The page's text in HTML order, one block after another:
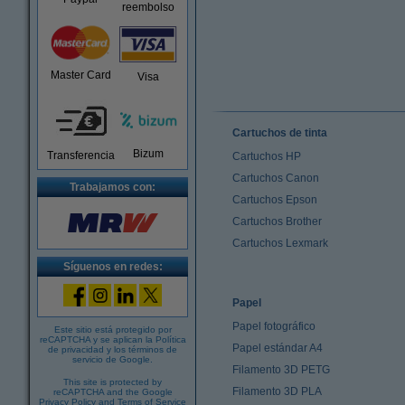
reembolso
Master Card Visa
Transferencia Bizum
Trabajamos con:
Síguenos en redes:
Este sitio está protegido por
reCAPTCHA y se aplican la Política
de privacidad y los términos de
servicio de Google
This site is protected by
reCAPTCHA and the Google
Privacy Policy and Terms of Service
Cartuchos de tinta
Cartuchos HP
Cartuchos Canon
Cartuchos Epson
Cartuchos Brother
Cartuchos Lexmark
Papel
Papel fotográfico
Papel estándar A4
Filamento 3D PETG
Filamento 3D PLA